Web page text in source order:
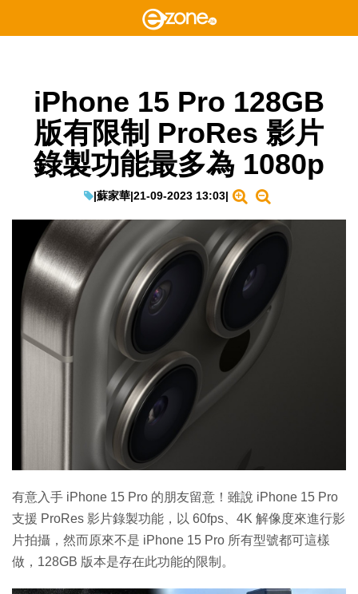
iPhone 15 Pro 128GB
版有限制 ProRes 影片
錄製功能最多為 1080p
|蘇家華|21-09-2023 13:03|
有意入手 iPhone 15 Pro 的朋友留意！雖說 iPhone 15 Pro
支援 ProRes 影片錄製功能，以 60fps、4K 解像度來進行影
片拍攝，然而原來不是 iPhone 15 Pro 所有型號都可這樣
做，128GB 版本是存在此功能的限制。